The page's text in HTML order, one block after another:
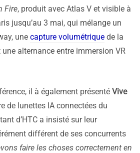
Fire, produit avec Atlas V et visible à
jusqu’au 3 mai, qui mélange un
une capture volumétrique de la
alternance entre immersion VR
il à également présenté Vive
de lunettes IA connectées du
d’HTC a insisté sur leur
différent de ses concurrents
faire les choses correctement en